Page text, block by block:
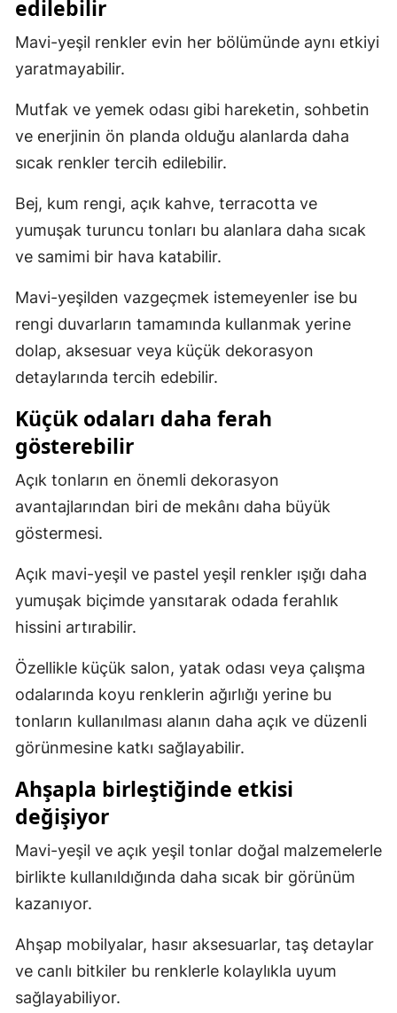
edilebilir
Mavi-yeşil renkler evin her bölümünde aynı etkiyi
yaratmayabilir.
Mutfak ve yemek odası gibi hareketin, sohbetin
ve enerjinin ön planda olduğu alanlarda daha
sıcak renkler tercih edilebilir.
Bej, kum rengi, açık kahve, terracotta ve
yumuşak turuncu tonları bu alanlara daha sıcak
ve samimi bir hava katabilir.
Mavi-yeşilden vazgeçmek istemeyenler ise bu
rengi duvarların tamamında kullanmak yerine
dolap, aksesuar veya küçük dekorasyon
detaylarında tercih edebilir.
Küçük odaları daha ferah
gösterebilir
Açık tonların en önemli dekorasyon
avantajlarından biri de mekânı daha büyük
göstermesi.
Açık mavi-yeşil ve pastel yeşil renkler ışığı daha
yumuşak biçimde yansıtarak odada ferahlık
hissini artırabilir.
Özellikle küçük salon, yatak odası veya çalışma
odalarında koyu renklerin ağırlığı yerine bu
tonların kullanılması alanın daha açık ve düzenli
görünmesine katkı sağlayabilir.
Ahşapla birleştiğinde etkisi
değişiyor
Mavi-yeşil ve açık yeşil tonlar doğal malzemelerle
birlikte kullanıldığında daha sıcak bir görünüm
kazanıyor.
Ahşap mobilyalar, hasır aksesuarlar, taş detaylar
ve canlı bitkiler bu renklerle kolaylıkla uyum
sağlayabiliyor.